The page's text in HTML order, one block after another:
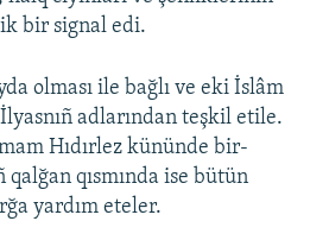
bir signal edi.
olması ile bağlı ve eki İslâm
adlarından teşkil etile.
Hıdırlez kününde bir-
qalğan qısmında ise bütün
yardım eteler.